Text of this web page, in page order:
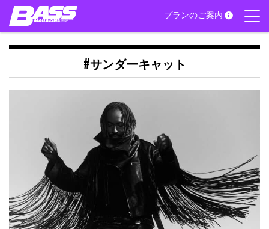
Skip
content
プランのご案内
#サンダーキャット